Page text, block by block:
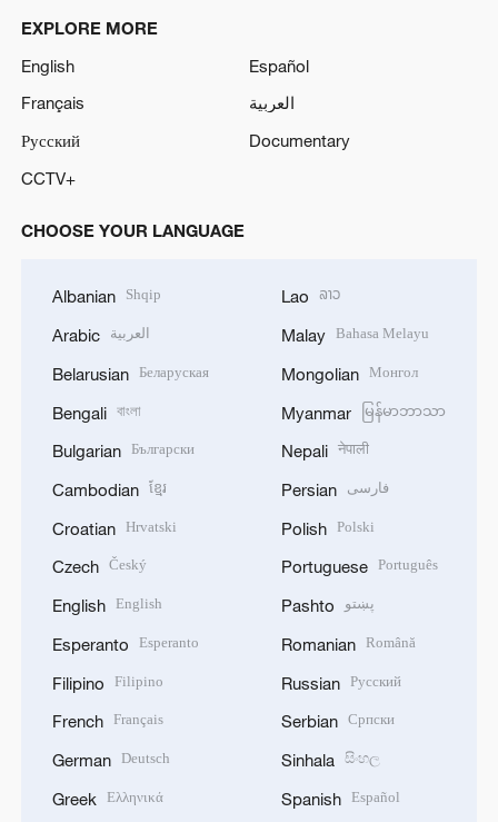
EXPLORE MORE
English
Español
Français
العربية
Русский
Documentary
CCTV+
CHOOSE YOUR LANGUAGE
Albanian Shqip
Arabic العربية
Belarusian Беларуская
Bengali বাংলা
Bulgarian Български
Cambodian ខ្មែរ
Croatian Hrvatski
Czech Český
English English
Esperanto Esperanto
Filipino Filipino
French Français
German Deutsch
Greek Ελληνικά
Lao ລາວ
Malay Bahasa Melayu
Mongolian Монгол
Myanmar မြန်မာဘာသာ
Nepali नेपाली
Persian فارسی
Polish Polski
Portuguese Português
Pashto پښتو
Romanian Română
Russian Русский
Serbian Српски
Sinhala සිංහල
Spanish Español